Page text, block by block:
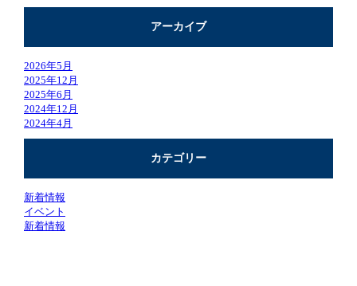
アーカイブ
2026年5月
2025年12月
2025年6月
2024年12月
2024年4月
カテゴリー
新着情報
イベント
新着情報